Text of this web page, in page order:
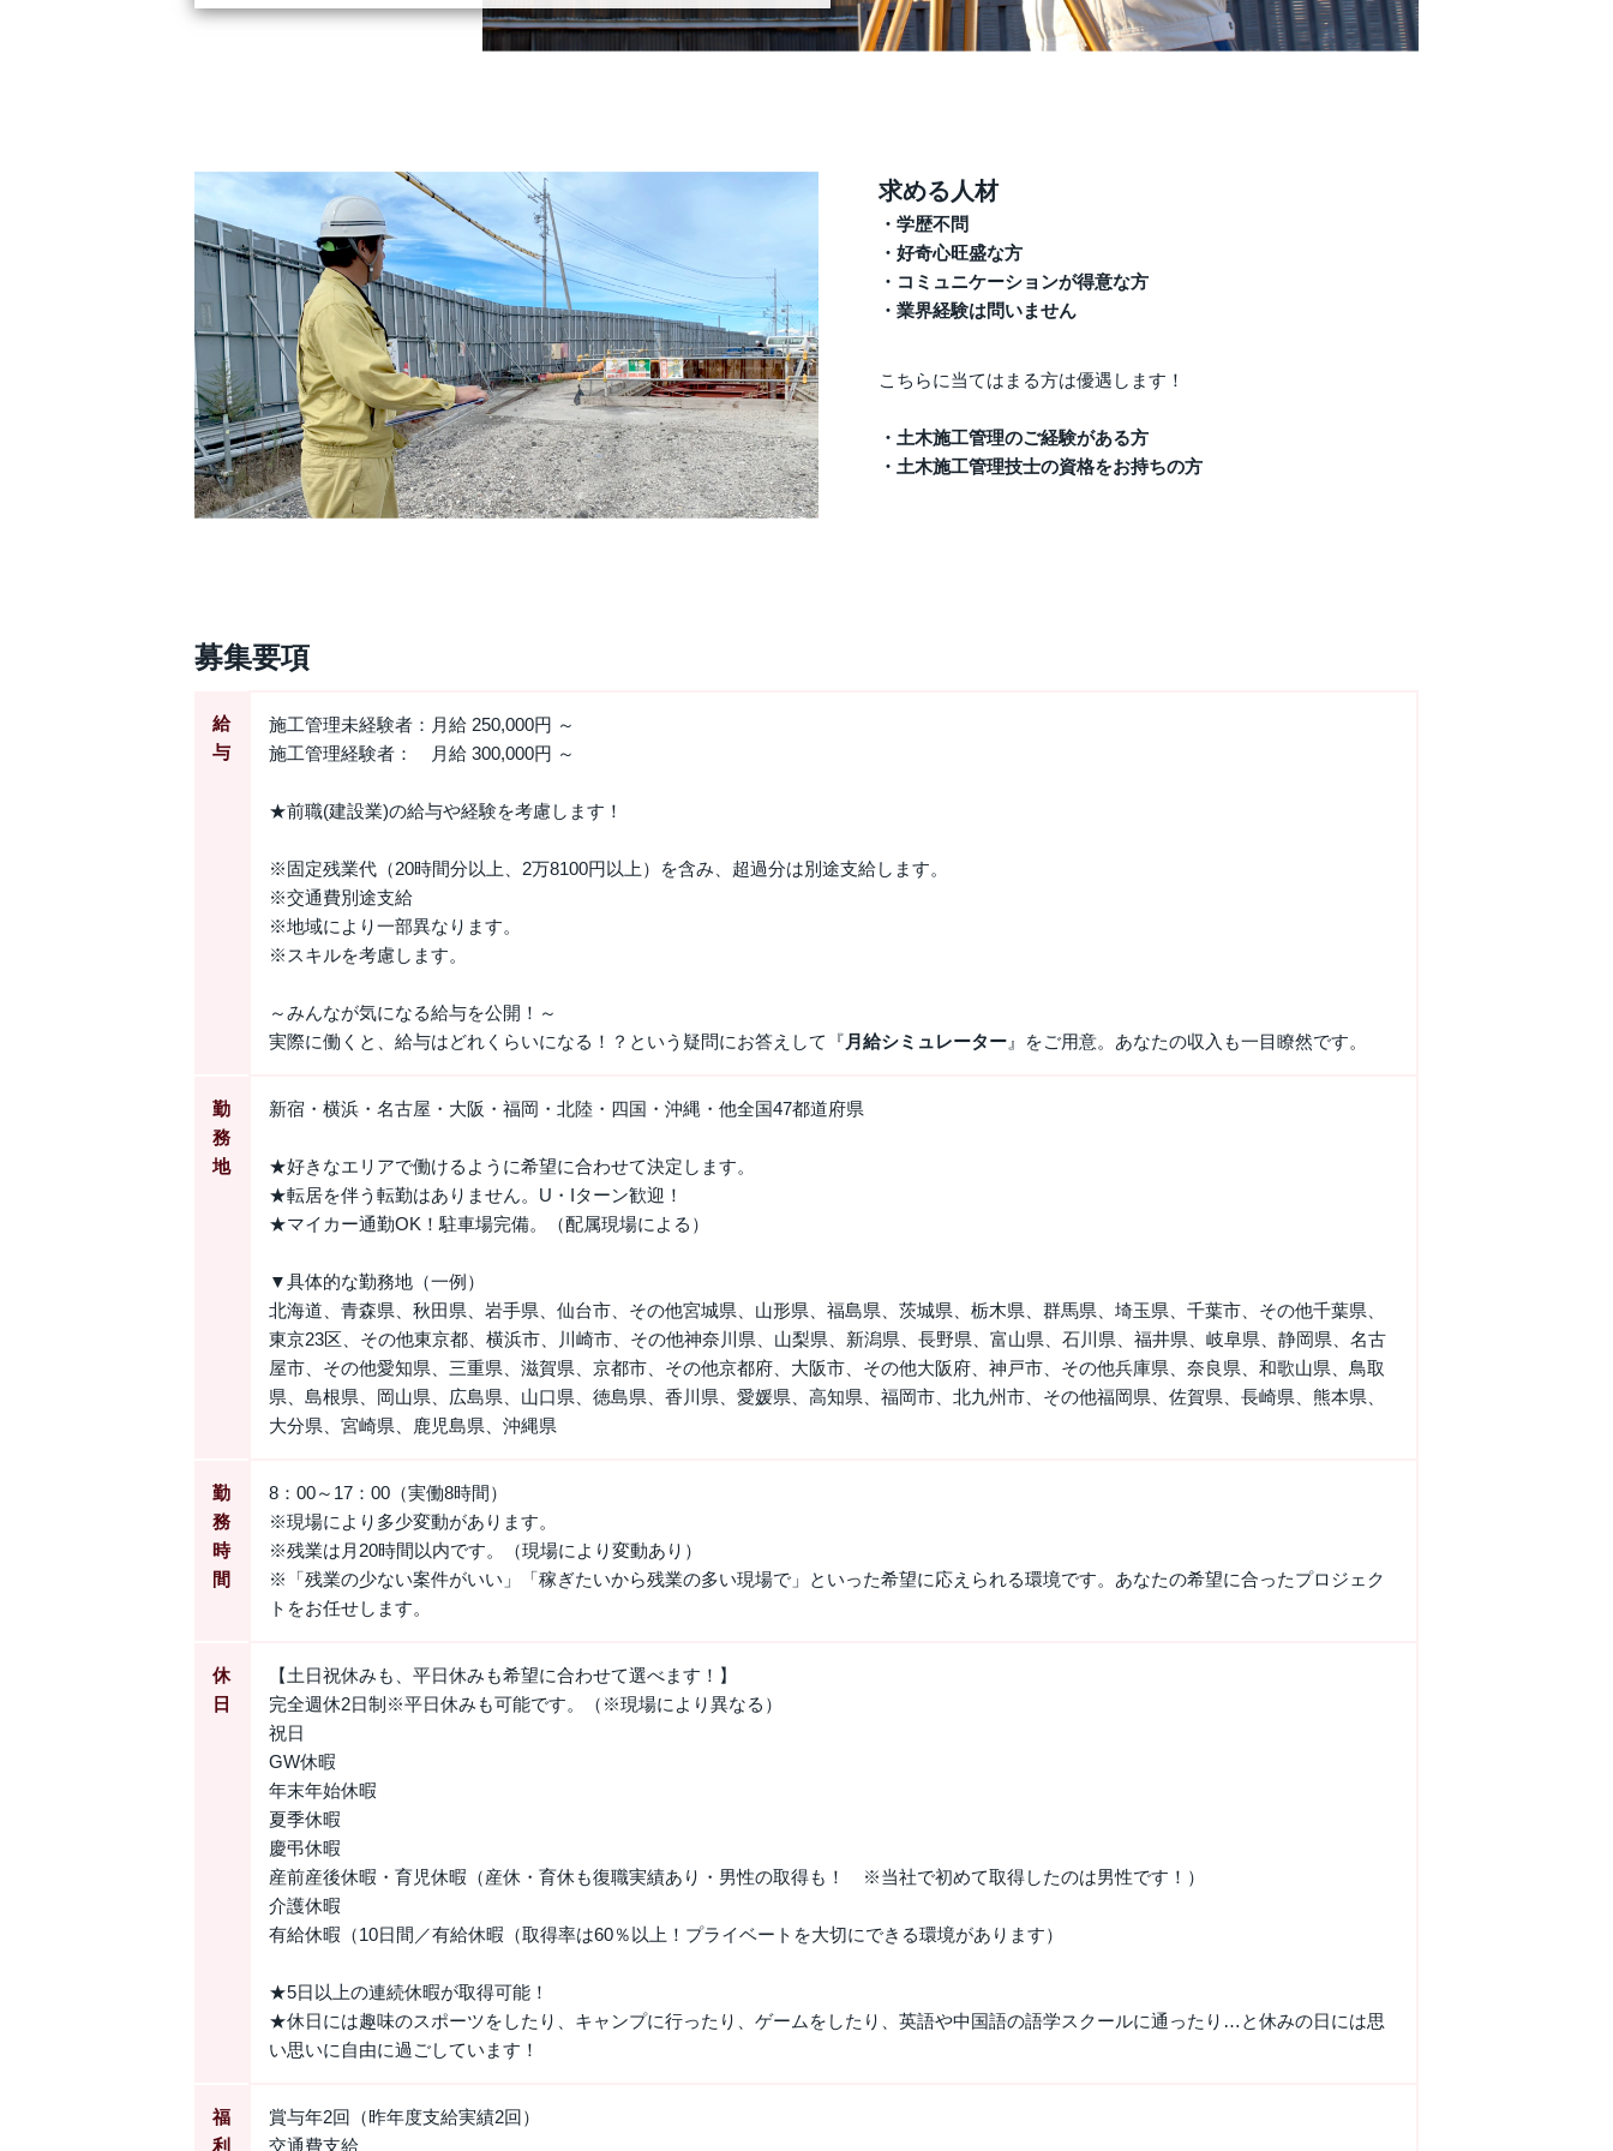
求める人材
学歴不問
好奇心旺盛な方
コミュニケーションが得意な方
業界経験は問いません
こちらに当てはまる方は優遇します！
土木施工管理のご経験がある方
土木施工管理技士の資格をお持ちの方
募集要項
給
与
施工管理未経験者：月給 250,000円 ～
施工管理経験者： 月給 300,000円 ～
★前職(建設業)の給与や経験を考慮します！
※固定残業代（20時間分以上、2万8100円以上）を含み、超過分は別途支給します。
※交通費別途支給
※地域により一部異なります。
※スキルを考慮します。
～みんなが気になる給与を公開！～
実際に働くと、給与はどれくらいになる！？という疑問にお答えして『 月給シミュレーター 』をご用意。あなたの収入も一目瞭然です。
勤
務
地
新宿・横浜・名古屋・大阪・福岡・北陸・四国・沖縄・他全国47都道府県
★好きなエリアで働けるように希望に合わせて決定します。
★転居を伴う転勤はありません。U・Iターン歓迎！
★マイカー通勤OK！駐車場完備。（配属現場による）
▼具体的な勤務地（一例）
北海道、青森県、秋田県、岩手県、仙台市、その他宮城県、山形県、福島県、茨城県、栃木県、群馬県、埼玉県、千葉市、その他千葉県、
東京23区、その他東京都、横浜市、川崎市、その他神奈川県、山梨県、新潟県、長野県、富山県、石川県、福井県、岐阜県、静岡県、名古
屋市、その他愛知県、三重県、滋賀県、京都市、その他京都府、大阪市、その他大阪府、神戸市、その他兵庫県、奈良県、和歌山県、鳥取
県、島根県、岡山県、広島県、山口県、徳島県、香川県、愛媛県、高知県、福岡市、北九州市、その他福岡県、佐賀県、長崎県、熊本県、
大分県、宮崎県、鹿児島県、沖縄県
勤
務
時
間
8：00～17：00（実働8時間）
※現場により多少変動があります。
※残業は月20時間以内です。（現場により変動あり）
※「残業の少ない案件がいい」「稼ぎたいから残業の多い現場で」といった希望に応えられる環境です。あなたの希望に合ったプロジェク
トをお任せします。
休
日
【土日祝休みも、平日休みも希望に合わせて選べます！】
完全週休2日制※平日休みも可能です。（※現場により異なる）
祝日
GW休暇
年末年始休暇
夏季休暇
慶弔休暇
産前産後休暇・育児休暇（産休・育休も復職実績あり・男性の取得も！ ※当社で初めて取得したのは男性です！）
介護休暇
有給休暇（10日間／有給休暇（取得率は60％以上！プライベートを大切にできる環境があります）
★5日以上の連続休暇が取得可能！
★休日には趣味のスポーツをしたり、キャンプに行ったり、ゲームをしたり、英語や中国語の語学スクールに通ったり…と休みの日には思
い思いに自由に過ごしています！
福
利
賞与年2回（昨年度支給実績2回）
交通費支給